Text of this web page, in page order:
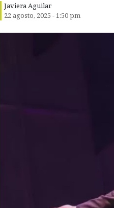
Javiera Aguilar
22 agosto, 2025 - 1:50 pm